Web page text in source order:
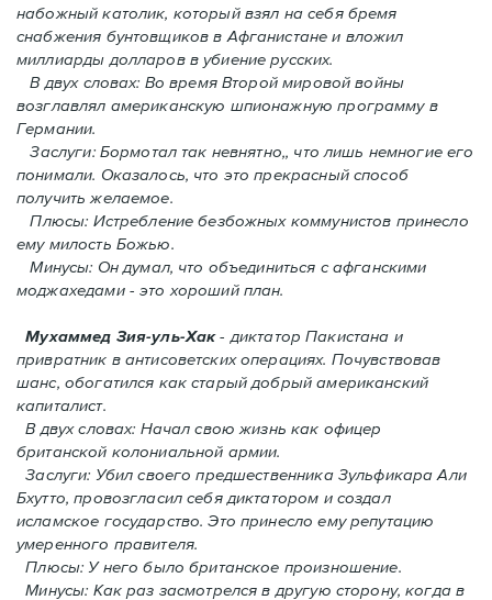
набожный католик, который взял на себя бремя
снабжения бунтовщиков в Aфганистане и вложил
миллиарды долларов в убиение русских.
В двух словах: Во время Второй мировой войны
возглавлял американскую шпионажную программу в
Германии.
Заслуги: Бормотал так невнятно,, что лишь немногие его
понимали. Oказалось, что это прекрасный способ
получить желаемое.
Плюсы: Истребление безбожных коммунистов принесло
ему милость Божью.
Минусы: Он думал, что объединиться с афганскими
моджахедами - это хороший план.
Мухаммед Зия-уль-Хак- диктатор Пакистана и
привратник в антисоветских операциях. Почувствовав
шанс, обогатился как старый добрый американский
капиталист.
В двух словах: Начал свою жизнь как офицер
британской колониальной армии.
Заслуги: Убил своего предшественника Зульфикара Али
Бхутто, провозгласил себя диктатором и создал
исламское государство. Это принесло ему репутацию
умеренного правителя.
Плюсы: У него было британское произношение.
Минусы: Как раз засмотрелся в другую сторону, когда в